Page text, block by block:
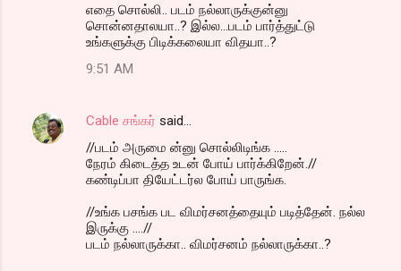
எதை சொல்லி.. படம் நல்லாருக்குன்னு
சொன்னதாலயா..? இல்ல...படம் பார்த்துட்டு
உங்களுக்கு பிடிக்கலையா விதயா..?
9:51 AM
Cable சங்கர் said…
//படம் அருமை ன்னு சொல்லிடிங்க .....
நேரம் கிடைத்த உடன் போய் பார்க்கிறேன்.//
கண்டிப்பா தியேட்டர்ல போய் பாருங்க.
//உங்க பசங்க பட விமர்சனத்தையும் படித்தேன். நல்ல
இருக்கு ....//
படம் நல்லாருக்கா.. விமர்சனம் நல்லாருக்கா..?